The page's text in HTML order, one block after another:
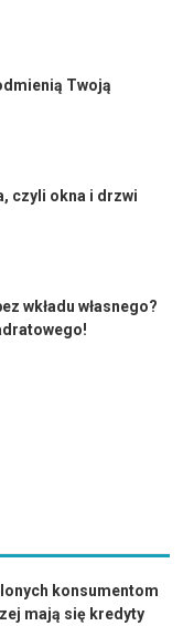
Twoją
czyli okna i drzwi
wkładu własnego?
konsumentom
mają się kredyty